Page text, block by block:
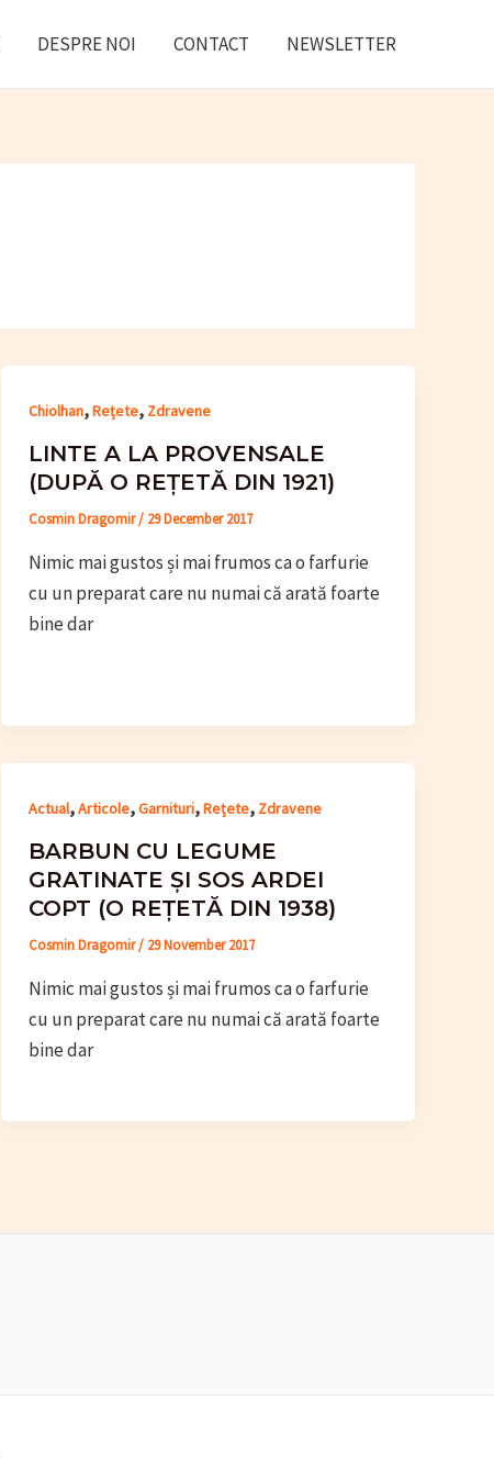
DESPRE NOI CONTACT NEWSLETTER
Chiolhan,Rețete, Zdravene
LINTE A LA PROVENSALE
(DUPĂ O REȚETĂ DIN 1921)
Cosmin Dragomir/ 29 December 2017
Nimic mai gustos și mai frumos ca o farfurie
cu un preparat care nu numai că arată foarte
bine dar
Actual,Articole,Garnituri,Rețete, Zdravene
BARBUN CU LEGUME
GRATINATE ȘI SOS ARDEI
COPT (O REȚETĂ DIN 1938)
Cosmin Dragomir/ 29 November 2017
Nimic mai gustos și mai frumos ca o farfurie
cu un preparat care nu numai că arată foarte
bine dar